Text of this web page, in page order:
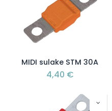
MIDI sulake STM 30A
4,40 €